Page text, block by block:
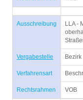
Ausschreibung
LLA -
Vergabestelle
Verfahrensart
Rechtsrahmen VOB